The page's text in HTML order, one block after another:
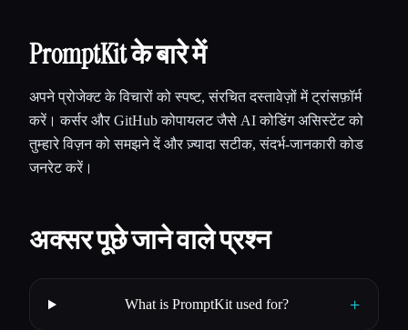
PromptKit के बारे में
अपने प्रोजेक्ट के विचारों को स्पष्ट, संरचित दस्तावेज़ों में ट्रांसफ़ॉर्म
करें। कर्सर और GitHub कोपायलट जैसे AI कोडिंग असिस्टेंट को
तुम्हारे विज़न को समझने दें और ज़्यादा सटीक, संदर्भ-जानकारी कोड
जनरेट करें।
अक्सर पूछे जाने वाले प्रश्न
What is PromptKit used for? +